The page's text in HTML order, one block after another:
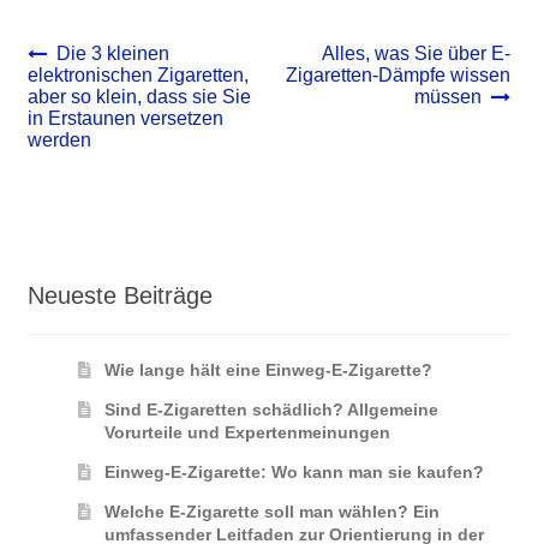
Beitrags-
Navigation
Vorheriger
Beitrag:
Die 3 kleinen
elektronischen Zigaretten,
aber so klein, dass sie Sie
in Erstaunen versetzen
werden
Nächster
Beitrag:
Alles, was Sie über E-
Zigaretten-Dämpfe wissen
müssen
Neueste Beiträge
Wie lange hält eine Einweg-E-Zigarette?
Sind E-Zigaretten schädlich? Allgemeine
Vorurteile und Expertenmeinungen
Einweg-E-Zigarette: Wo kann man sie kaufen?
Welche E-Zigarette soll man wählen? Ein
umfassender Leitfaden zur Orientierung in der